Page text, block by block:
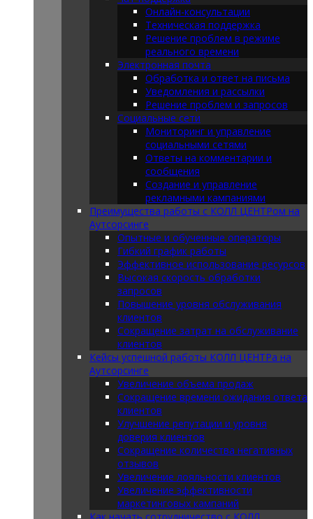
Онлайн-консультации
Техническая поддержка
Решение проблем в режиме
реального времени
Электронная почта
Обработка и ответ на письма
Уведомления и рассылки
Решение проблем и запросов
Социальные сети
Мониторинг и управление
социальными сетями
Ответы на комментарии и
сообщения
Создание и управление
рекламными кампаниями
Преимущества работы с КОЛЛ ЦЕНТРом на
Аутсорсинге
Опытные и обученные операторы
Гибкий график работы
Эффективное использование ресурсов
Высокая скорость обработки
запросов
Повышение уровня обслуживания
клиентов
Сокращение затрат на обслуживание
клиентов
Кейсы успешной работы КОЛЛ ЦЕНТРа на
Аутсорсинге
Увеличение объема продаж
Сокращение времени ожидания ответа
клиентов
Улучшение репутации и уровня
доверия клиентов
Сокращение количества негативных
отзывов
Увеличение лояльности клиентов
Увеличение эффективности
маркетинговых кампаний